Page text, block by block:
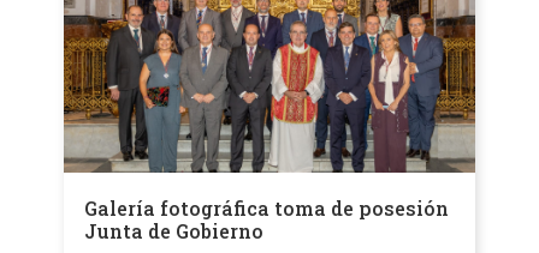
Galería fotográfica toma de posesión
Junta de Gobierno